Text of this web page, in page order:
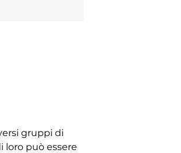
gruppi di
loro può essere